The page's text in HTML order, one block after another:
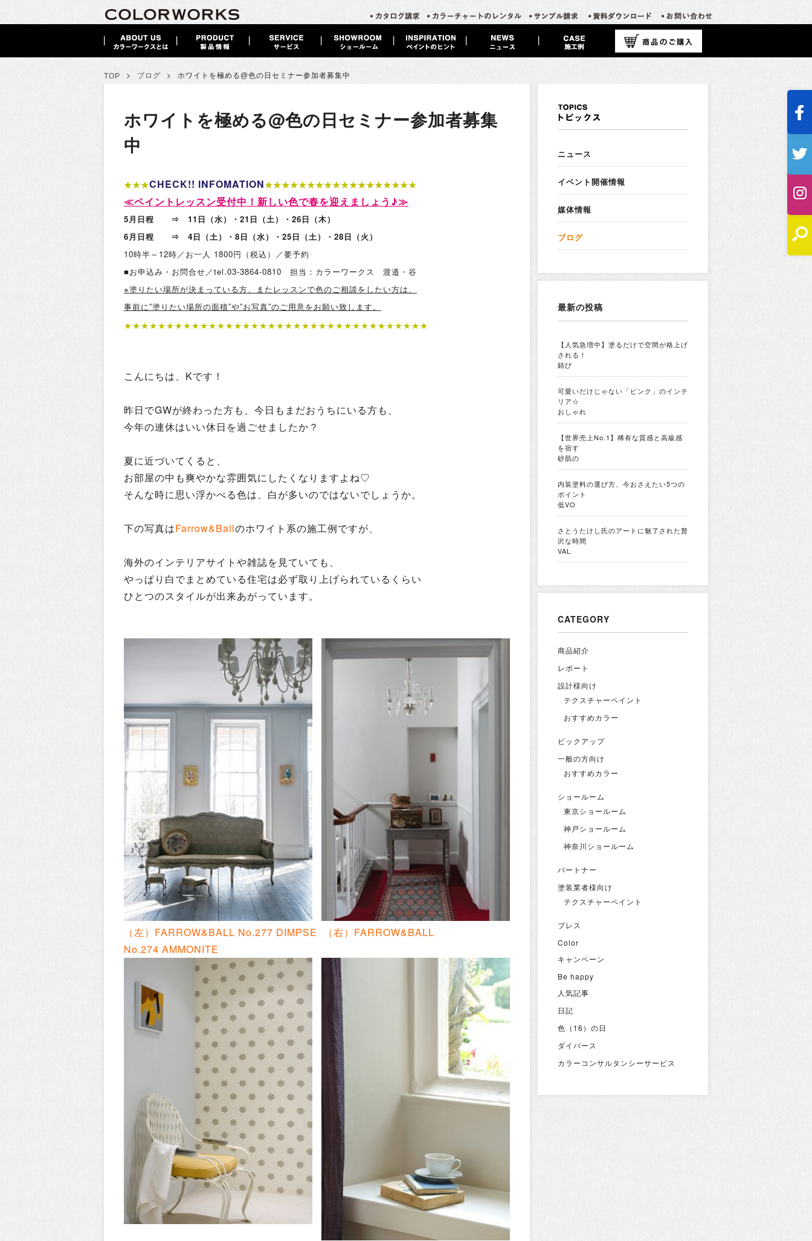
TOP > ブログ > ホワイトを極める@色の日セミナー参加者募集中
ホワイトを極める@色の日セミナー参加者募集
中
★★★CHECK!! INFOMATION★★★★★★★★★★★★★★★★★★
≪ペイントレッスン受付中！新しい色で春を迎えましょう♪≫
5月日程 ⇒ 11日（水）・21日（土）・26日（木）
6月日程 ⇒ 4日（土）・8日（水）・25日（土）・28日（火）
10時半～12時／お一人 1800円（税込）／要予約
■お申込み・お問合せ／tel.03-3864-0810 担当：カラーワークス 渡邉・谷
※塗りたい場所が決まっている方、またレッスンで色のご相談をしたい方は、
事前に”塗りたい場所の面積”や”お写真”のご用意をお願い致します。
★★★★★★★★★★★★★★★★★★★★★★★★★★★★★★★★★★★★
こんにちは、Kです！
昨日でGWが終わった方も、今日もまだおうちにいる方も、
今年の連休はいい休日を過ごせましたか？
夏に近づいてくると、
お部屋の中も爽やかな雰囲気にしたくなりますよね♡
そんな時に思い浮かべる色は、白が多いのではないでしょうか。
下の写真はFarrow&Ballのホワイト系の施工例ですが、
海外のインテリアサイトや雑誌を見ていても、
やっぱり白でまとめている住宅は必ず取り上げられているくらい
ひとつのスタイルが出来あがっています。
（左）FARROW&BALL No.277 DIMPSE
（右）FARROW&BALL
No.274 AMMONITE
ニュース
イベント開催情報
媒体情報
ブログ
最新の投稿
【人気急増中】塗るだけで空間が格上げ
される！
錆び
可愛いだけじゃない「ピンク」のインテ
リア☆
おしゃれ
【世界売上No.1】稀有な質感と高級感
を宿す
砂肌の
内装塗料の選び方、今おさえたい5つの
ポイント
低VO
さとうたけし氏のアートに魅了された贅
沢な時間
VAL
CATEGORY
商品紹介
レポート
設計様向け
テクスチャーペイント
おすすめカラー
ピックアップ
一般の方向け
おすすめカラー
ショールーム
東京ショールーム
神戸ショールーム
神奈川ショールーム
パートナー
塗装業者様向け
テクスチャーペイント
プレス
Color
キャンペーン
Be happy
人気記事
日記
色（16）の日
ダイバース
カラーコンサルタンシーサービス